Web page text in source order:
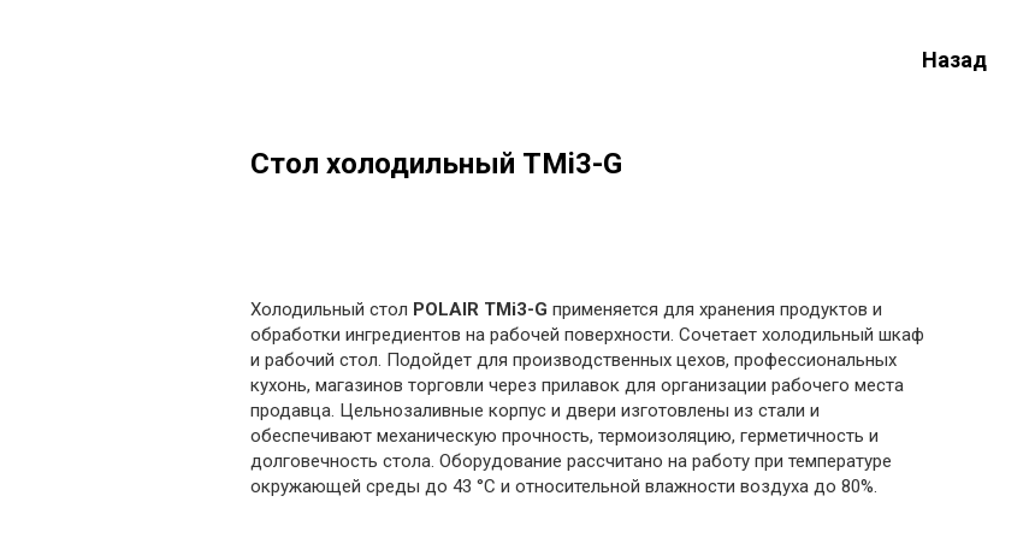
Назад
Стол холодильный TMi3-G
Холодильный стол POLAIR TMi3-G применяется для хранения продуктов и
обработки ингредиентов на рабочей поверхности. Сочетает холодильный шкаф
и рабочий стол. Подойдет для производственных цехов, профессиональных
кухонь, магазинов торговли через прилавок для организации рабочего места
продавца. Цельнозаливные корпус и двери изготовлены из стали и
обеспечивают механическую прочность, термоизоляцию, герметичность и
долговечность стола. Оборудование рассчитано на работу при температуре
окружающей среды до 43 °С и относительной влажности воздуха до 80%.